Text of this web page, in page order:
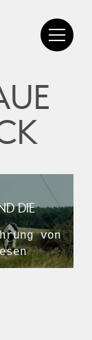
DIE
von